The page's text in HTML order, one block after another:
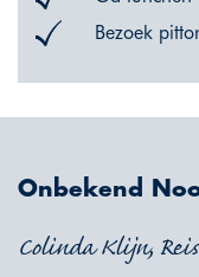
Bezoek
Onbekend
Colinda Klijn,